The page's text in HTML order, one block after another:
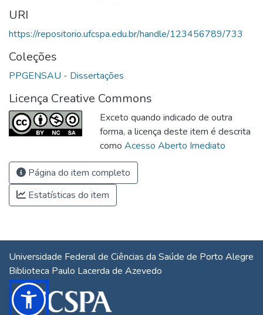
URI
https://repositorio.ufcspa.edu.br/handle/123456789/733
Coleções
PPGENSAU - Dissertações
Licença Creative Commons
Exceto quando indicado de outra
forma, a licença deste item é descrita
como Acesso Aberto Imediato
Página do item completo
Estatísticas do item
Universidade Federal de Ciências da Saúde de Porto Alegre
Biblioteca Paulo Lacerda de Azevedo